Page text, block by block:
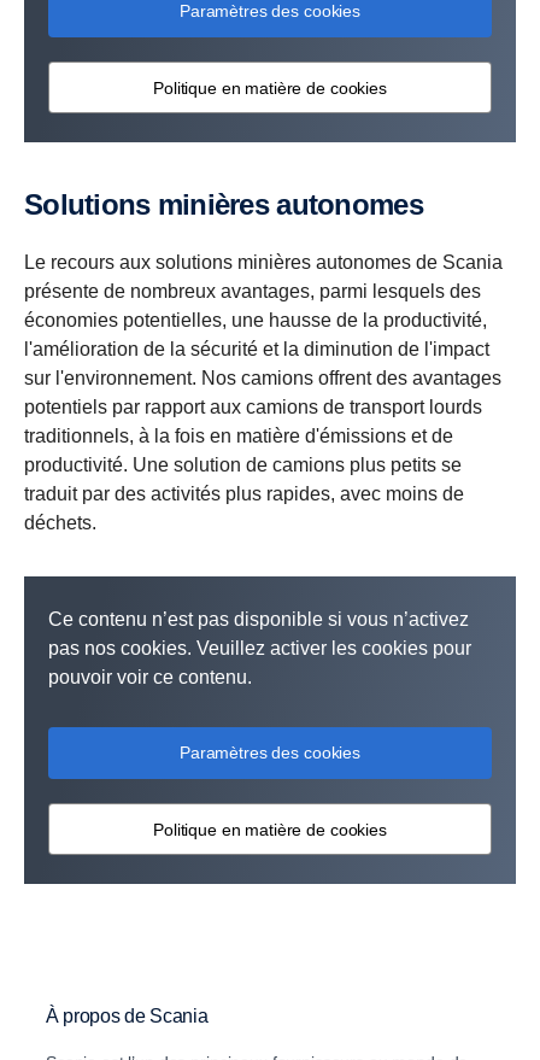
Paramètres des cookies
Politique en matière de cookies
Solutions minières autonomes
Le recours aux solutions minières autonomes de Scania
présente de nombreux avantages, parmi lesquels des
économies potentielles, une hausse de la productivité,
l'amélioration de la sécurité et la diminution de l'impact
sur l'environnement. Nos camions offrent des avantages
potentiels par rapport aux camions de transport lourds
traditionnels, à la fois en matière d'émissions et de
productivité. Une solution de camions plus petits se
traduit par des activités plus rapides, avec moins de
déchets.
Ce contenu n’est pas disponible si vous n’activez
pas nos cookies. Veuillez activer les cookies pour
pouvoir voir ce contenu.
Paramètres des cookies
Politique en matière de cookies
À propos de Scania